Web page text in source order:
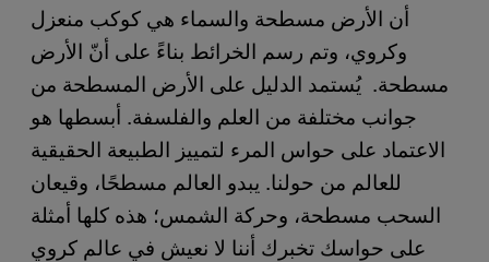
أن الأرض مسطحة والسماء هي كوكب منعزل
وكروي، وتم رسم الخرائط بناءً على أنّ الأرض
مسطحة. يُستمد الدليل على الأرض المسطحة من
جوانب مختلفة من العلم والفلسفة. أبسطها هو
الاعتماد على حواس المرء لتمييز الطبيعة الحقيقية
للعالم من حولنا. يبدو العالم مسطحًا، وقيعان
السحب مسطحة، وحركة الشمس؛ هذه كلها أمثلة
على حواسك تخبرك أننا لا نعيش في عالم كروي